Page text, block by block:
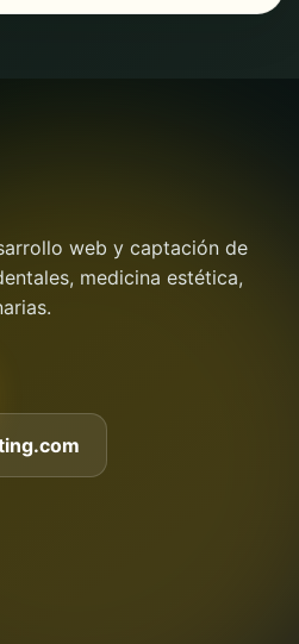
web y captación de
medicina estética,